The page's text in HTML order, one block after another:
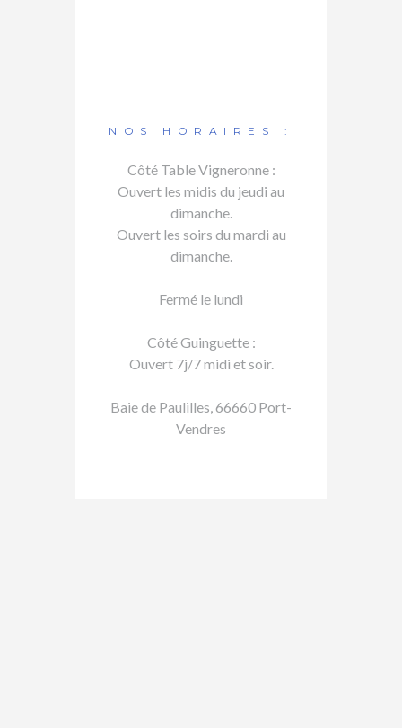
NOS HORAIRES :
Côté Table Vigneronne :
Ouvert les midis du jeudi au
dimanche.
Ouvert les soirs du mardi au
dimanche.
Fermé le lundi
Côté Guinguette :
Ouvert 7j/7 midi et soir.
Baie de Paulilles, 66660 Port-
Vendres